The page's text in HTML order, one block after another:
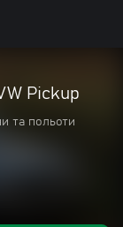
Pickup
та польоти